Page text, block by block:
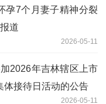
孕7个月妻子精神分裂
道
2026-05-11
2026年吉林辖区上市
体接待日活动的公告
2026-05-11